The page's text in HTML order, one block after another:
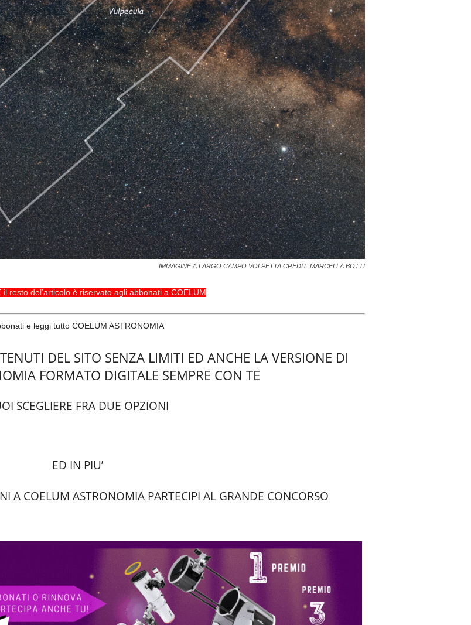
IMMAGINE A LARGO CAMPO VOLPETTA CREDIT: MARCELLA BOTTI
il resto del’articolo è riservato agli abbonati a COELUM
e leggi tutto COELUM ASTRONOMIA
DEL SITO SENZA LIMITI ED ANCHE LA VERSIONE DI
FORMATO DIGITALE SEMPRE CON TE
SCEGLIERE FRA DUE OPZIONI
ED IN PIU’
A COELUM ASTRONOMIA PARTECIPI AL GRANDE CONCORSO